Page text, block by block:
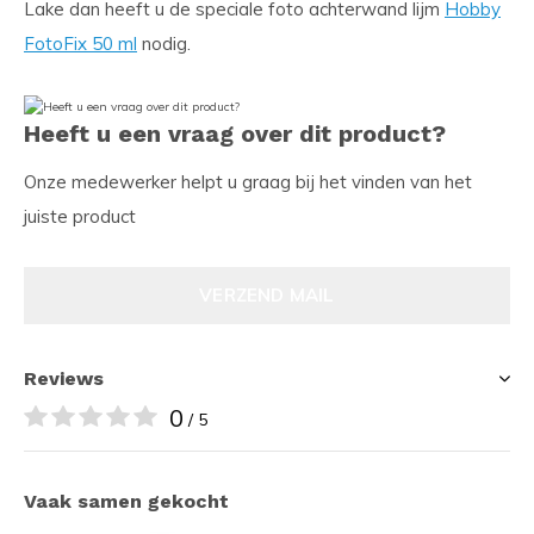
Lake dan heeft u de speciale foto achterwand lijm Hobby
FotoFix 50 ml nodig.
Heeft u een vraag over dit product?
Onze medewerker helpt u graag bij het vinden van het
juiste product
Reviews
0 / 5
Vaak samen gekocht